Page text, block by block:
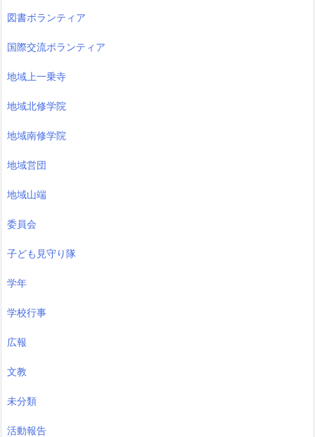
図書ボランティア
国際交流ボランティア
地域上一乗寺
地域北修学院
地域南修学院
地域営団
地域山端
委員会
子ども見守り隊
学年
学校行事
広報
文教
未分類
活動報告